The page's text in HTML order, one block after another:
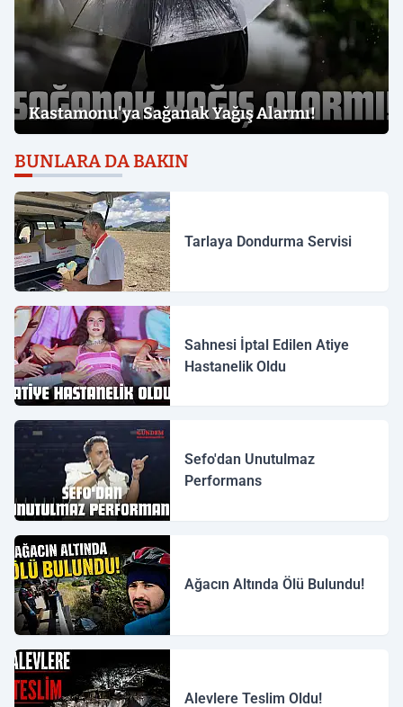
Kastamonu'ya Sağanak Yağış Alarmı!
BUNLARA DA BAKIN
Tarlaya Dondurma Servisi
Sahnesi İptal Edilen Atiye
Hastanelik Oldu
Sefo'dan Unutulmaz
Performans
Ağacın Altında Ölü Bulundu!
Alevlere Teslim Oldu!